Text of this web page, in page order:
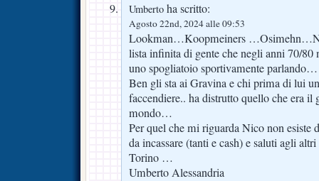
Umberto ha scritto:
Agosto 22nd, 2024 alle 09:53
Lookman…Koopmeiners
lista infinita di gente che negli anni 70/80
uno spogliatoio sportivamente parlando…
Ben gli sta ai Gravina e chi prima di lui
faccendiere.. ha distrutto quello che era il
mondo…
Per quel che mi riguarda Nico non
da incassare (tanti e cash) e saluti agli
Torino …
Umberto Alessandria